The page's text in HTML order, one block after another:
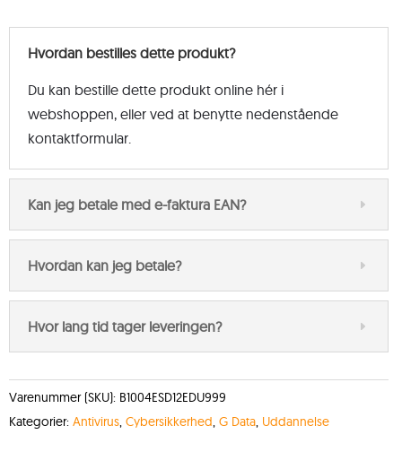
Hvordan bestilles dette produkt?
Du kan bestille dette produkt online hér i
webshoppen, eller ved at benytte nedenstående
kontaktformular.
Kan jeg betale med e-faktura EAN?
Hvordan kan jeg betale?
Hvor lang tid tager leveringen?
Varenummer (SKU): B1004ESD12EDU999
Kategorier: Antivirus, Cybersikkerhed, G Data, Uddannelse